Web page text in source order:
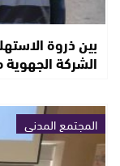
بين ذروة
الشركة
المجتمع المدني